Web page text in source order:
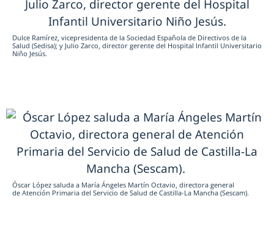
Dulce Ramírez, vicepresidenta de la Sociedad Española de Directivos de la
Salud (Sedisa); y Julio Zarco, director gerente del Hospital Infantil Universitario
Niño Jesús.
Óscar López saluda a María Ángeles Martín Octavio, directora general
de Atención Primaria del Servicio de Salud de Castilla-La Mancha (Sescam).